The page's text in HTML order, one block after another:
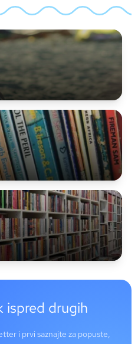
ispred drugih
i prvi saznajte za popuste,